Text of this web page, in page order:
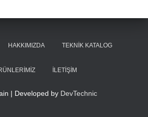
HAKKIMIZDA TEKNIK KATALOG
İLETIŞIM
| Developed by DevTechnic